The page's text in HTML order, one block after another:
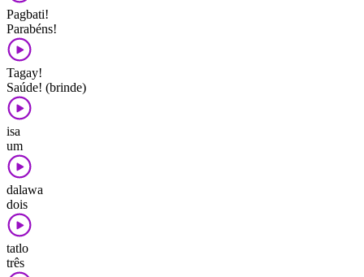
Pagbati!
Parabéns!
Tagay!
Saúde! (brinde)
isa
um
dalawa
dois
tatlo
três